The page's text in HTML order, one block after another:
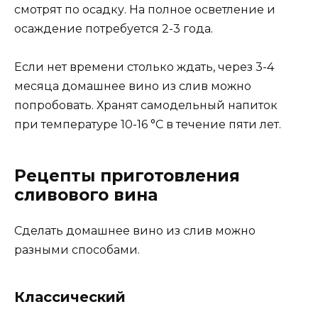
смотрят по осадку. На полное осветление и
осаждение потребуется 2-3 года.
Если нет времени столько ждать, через 3-4
месяца домашнее вино из слив можно
попробовать. Хранят самодельный напиток
при температуре 10-16 °С в течение пяти лет.
Рецепты приготовления
сливового вина
Сделать домашнее вино из слив можно
разными способами.
Классический